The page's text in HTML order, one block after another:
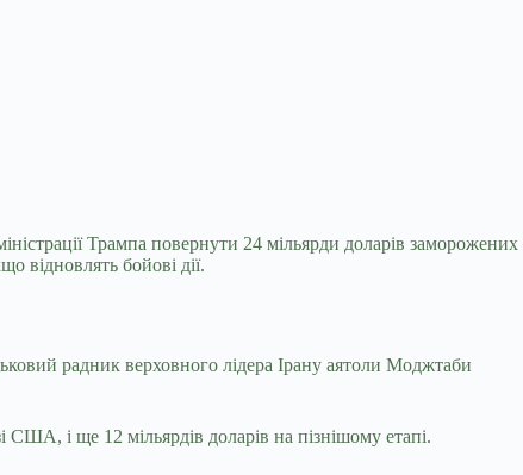
Трампа повернути 24 мільярди доларів заморожених
відновлять бойові дії.
радник верховного лідера Ірану аятоли Моджтаби
США, і ще 12 мільярдів доларів на пізнішому етапі.